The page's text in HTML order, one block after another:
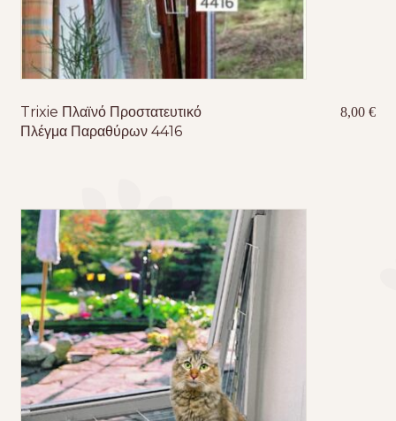
Trixie Πλαϊνό Προστατευτικό
Πλέγμα Παραθύρων 4416
8,00€